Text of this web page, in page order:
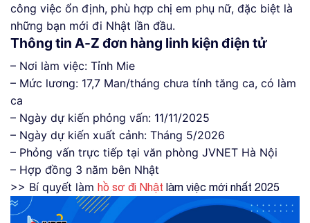
công việc ổn định, phù hợp chị em phụ nữ, đặc biệt là
những bạn mới đi Nhật lần đầu.
Thông tin A-Z đơn hàng linh kiện điện tử
– Nơi làm việc: Tỉnh Mie
– Mức lương: 17,7 Man/tháng chưa tính tăng ca, có làm
ca
– Ngày dự kiến phỏng vấn: 11/11/2025
– Ngày dự kiến xuất cảnh: Tháng 5/2026
– Phỏng vấn trực tiếp tại văn phòng JVNET Hà Nội
– Hợp đồng 3 năm bên Nhật
>> Bí quyết làm hồ sơ đi Nhật làm việc mới nhất 2025